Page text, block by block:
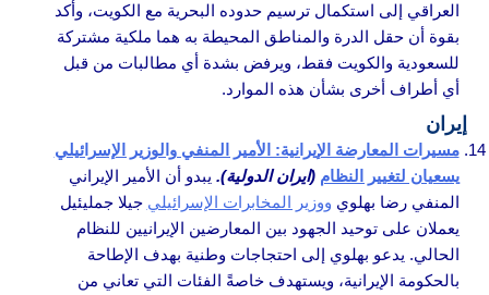
العراقي إلى استكمال ترسيم حدوده البحرية مع الكويت، وأكد
بقوة أن حقل الدرة والمناطق المحيطة به هما ملكية مشتركة
للسعودية والكويت فقط، ويرفض بشدة أي مطالبات من قبل
أي أطراف أخرى بشأن هذه الموارد.
إيران
مسيرات المعارضة الإيرانية: الأمير المنفي والوزير الإسرائيلي
يسعيان لتغيير النظام (ايران الدولية). يبدو أن الأمير الإيراني
المنفي رضا بهلوي ووزير المخابرات الإسرائيلي جيلا جمليئيل
يعملان على توحيد الجهود بين المعارضين الإيرانيين للنظام
الحالي. يدعو بهلوي إلى احتجاجات وطنية بهدف الإطاحة
بالحكومة الإيرانية، ويستهدف خاصةً الفئات التي تعاني من